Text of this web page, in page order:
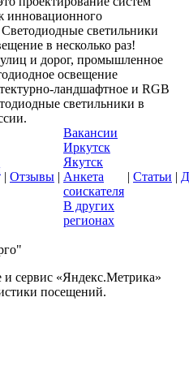
инновационного
светильники
в несколько раз!
и дорог, промышленное
освещение
ландшафтное и RGB
светильники в
| Отзывы |
Вакансии
Иркутск
Якутск
Анкета
соискателя
В других
регионах
| Статьи |
сервис «Яндекс.Метрика»
посещений.